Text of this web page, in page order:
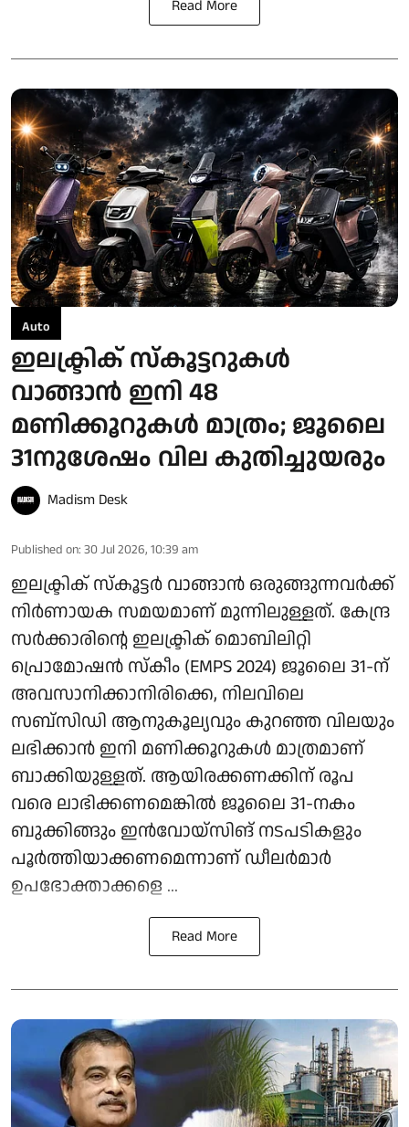
Read More
Auto
ഇലക്ട്രിക് സ്കൂട്ടറുകള്‍
വാങ്ങാന്‍ ഇനി 48
മണിക്കൂറുകള്‍ മാത്രം; ജൂലൈ
31നുശേഷം വില കുതിച്ചുയരും
Madism Desk
Published on: 30 Jul 2026, 10:39 am
ഇലക്ട്രിക് സ്കൂട്ടർ വാങ്ങാൻ ഒരുങ്ങുന്നവർക്ക്
നിർണായക സമയമാണ് മുന്നിലുള്ളത്. കേന്ദ്ര
സർക്കാരിന്റെ ഇലക്ട്രിക് മൊബിലിറ്റി
പ്രൊമോഷൻ സ്കീം (EMPS 2024) ജൂലൈ 31-ന്
അവസാനിക്കാനിരിക്കെ, നിലവിലെ
സബ്‌സിഡി ആനുകൂല്യവും കുറഞ്ഞ വിലയും
ലഭിക്കാൻ ഇനി മണിക്കൂറുകൾ മാത്രമാണ്
ബാക്കിയുള്ളത്. ആയിരക്കണക്കിന് രൂപ
വരെ ലാഭിക്കണമെങ്കിൽ ജൂലൈ 31-നകം
ബുക്കിങ്ങും ഇൻവോയ്സിങ് നടപടികളും
പൂർത്തിയാക്കണമെന്നാണ് ഡീലർമാർ
ഉപഭോക്താക്കളെ ...
Read More